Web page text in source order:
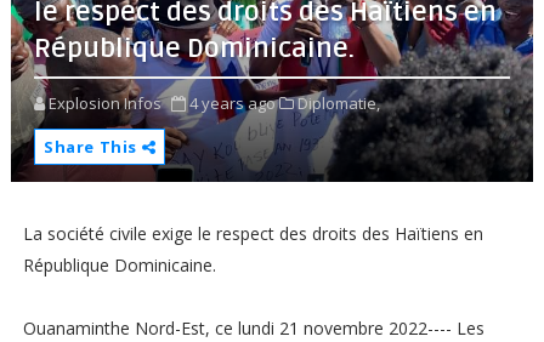
le respect des droits des Haïtiens en
République Dominicaine.
Explosion Infos 4 years ago
Diplomatie,
Share This
La société civile exige le respect des droits des Haïtiens en
République Dominicaine.
Ouanaminthe Nord-Est, ce lundi 21 novembre 2022---- Les